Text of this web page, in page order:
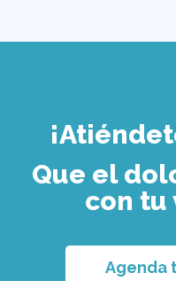
Que el
con tu
Agenda